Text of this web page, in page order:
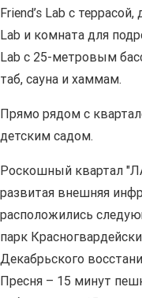
Friend’s Lab с
Lab и комната для
Lab с 25-метровым
таб, сауна и хаммам.
Прямо рядом с
детским садом.
Роскошный квартал
развитая внешняя
расположились
парк
Декабрьского
Пресня – 15 минут